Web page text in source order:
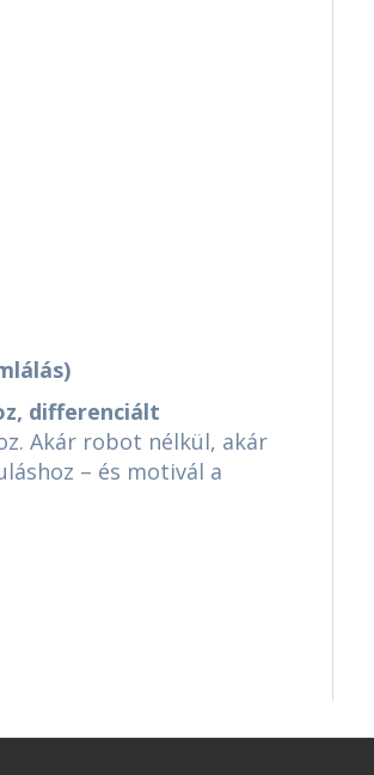
differenciált
Akár robot nélkül, akár
– és motivál a